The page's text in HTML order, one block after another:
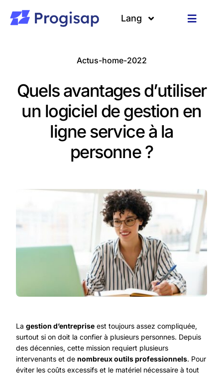
contenu
Toggle
Ressources
Lang
Actus-home-2022
Quels avantages d’utiliser
un logiciel de gestion en
ligne service à la
personne ?
La gestion d’entrepriseest toujours assez compliquée,
surtout si on doit la confier à plusieurs personnes. Depuis
des décennies, cette mission requiert plusieurs
intervenants et de nombreux outils professionnels. Pour
éviter les coûts excessifs et le matériel nécessaire à tout